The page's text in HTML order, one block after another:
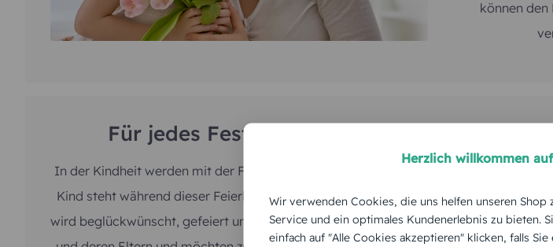
Herzlich willkommen
Wir verwenden Cookies, die uns helfen unseren
Service und ein optimales Kundenerlebnis zu bieten.
einfach auf "Alle Cookies akzeptieren" klicken, falls